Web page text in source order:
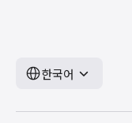
한국어